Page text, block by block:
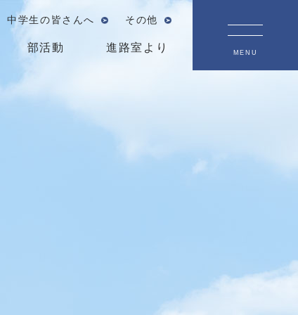
中学生の皆さんへ その他
部活動 進路室より MENU